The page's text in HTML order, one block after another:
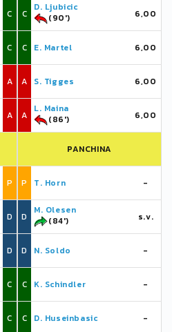
C
C
A
A
P
D
D
C
C
C
D. Ljubicic
(90')
6,00
C E. Martel 6,00
A S. Tigges 6,00
A
L. Maina
(86')
6,00
PANCHINA
P T. Horn -
D
M. Olesen
(84')
s.v.
D N. Soldo -
C K. Schindler -
C D. Huseinbasic -